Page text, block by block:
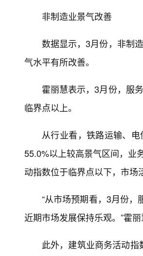
非制造业景气改善
数据显示，3月份，非制
气水平有所改善。
霍丽慧表示，3月份，服
临界点以上。
从行业看，铁路运输、
55.0%以上较高景气区间，业
动指数位于临界点以下，市场
“从市场预期看，3月份
近期市场发展保持乐观。”霍丽
此外，建筑业商务活动